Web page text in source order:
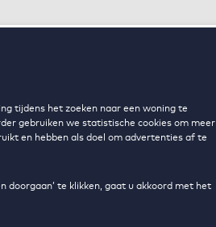
tijdens het zoeken naar een woning te
gebruiken we statistische cookies om meer
en hebben als doel om advertenties af te
doorgaan’ te klikken, gaat u akkoord met het